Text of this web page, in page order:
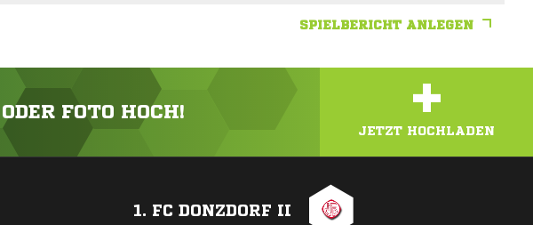
SPIELBERICHT ANLEGEN
FOTO HOCH! +
JETZT HOCHLADEN
1. FC DONZDORF II